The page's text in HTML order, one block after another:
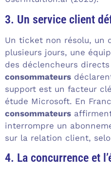
3. Un service client
Un ticket non résolu, un
plusieurs jours, une
des déclencheurs
consommateurs
support est un facteur
étude Microsoft. En
consommateurs
interrompre un
sur la relation client,
4. La concurrence et